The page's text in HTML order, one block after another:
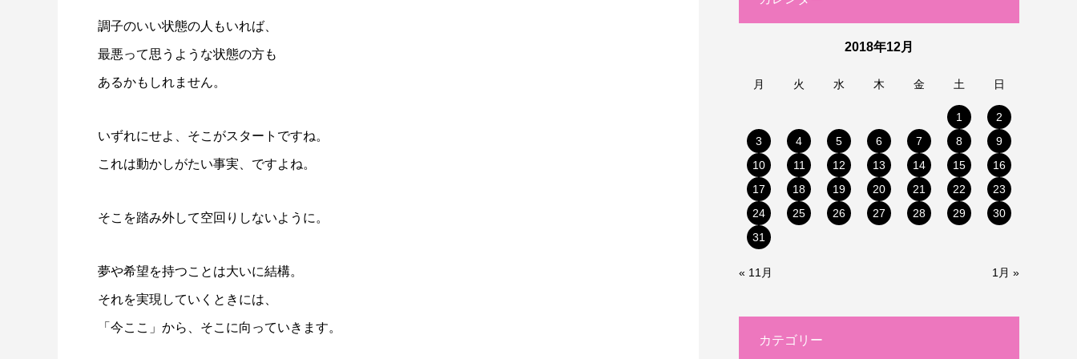
調子のいい状態の人もいれば、
最悪って思うような状態の方も
あるかもしれません。
いずれにせよ、そこがスタートですね。
これは動かしがたい事実、ですよね。
そこを踏み外して空回りしないように。
夢や希望を持つことは大いに結構。
それを実現していくときには、
「今ここ」から、そこに向っていきます。
2018年12月
月 火 水 木 金 土 日
1
2
3
4 5 6 7 8
9
10
11 12 13 14 15
16
17
18 19 20 21 22
23
24
25 26 27 28 29
30
31
« 11月 1月 »
カテゴリー